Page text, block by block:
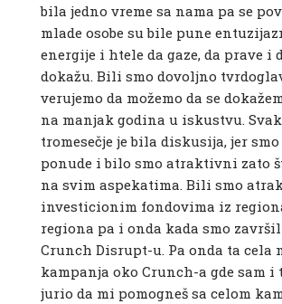
bila jedno vreme sa nama pa se
mlade osobe su bile pune
energije i htele da gaze, da prave i
dokažu. Bili smo dovoljno
verujemo da možemo da se
na manjak godina u iskustvu.
tromesečje je bila diskusija, jer
ponude i bilo smo atraktivni zato
na svim aspekatima. Bili smo
investicionim fondovima iz
regiona pa i onda kada smo
Crunch Disrupt-u. Pa onda ta cela
kampanja oko Crunch-a gde sam i
jurio da mi pomogneš sa celom